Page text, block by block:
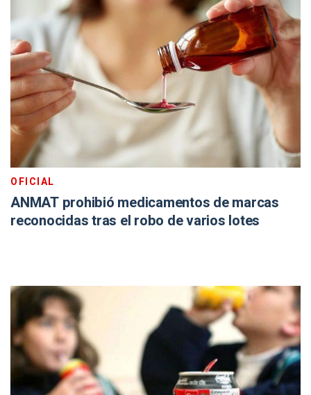
OFICIAL
ANMAT prohibió medicamentos de marcas
reconocidas tras el robo de varios lotes